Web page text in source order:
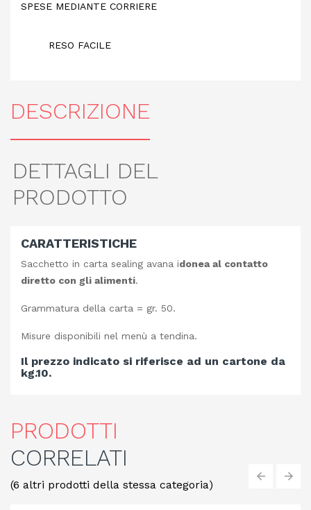
SPESE MEDIANTE CORRIERE
RESO FACILE
DESCRIZIONE
DETTAGLI DEL
PRODOTTO
CARATTERISTICHE
Sacchetto in carta sealing avana idonea al contatto
diretto con gli alimenti.
Grammatura della carta = gr. 50.
Misure disponibili nel menù a tendina.
Il prezzo indicato si riferisce ad un cartone da
kg.10.
PRODOTTI
CORRELATI
(6 altri prodotti della stessa categoria)